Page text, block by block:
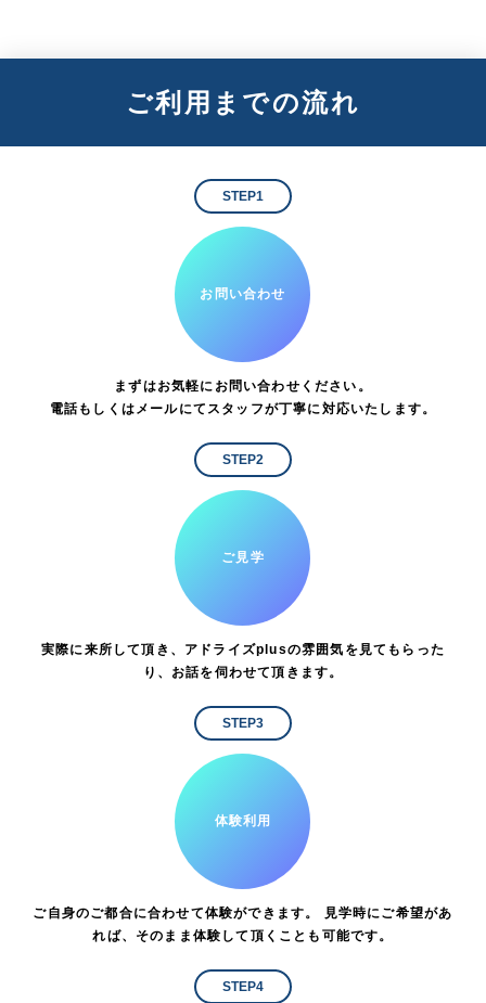
ご利用までの流れ
STEP1
お問い合わせ
まずはお気軽にお問い合わせください。
電話もしくはメールにてスタッフが丁寧に対応いたします。
STEP2
ご見学
実際に来所して頂き、アドライズplusの雰囲気を見てもらった
り、お話を伺わせて頂きます。
STEP3
体験利用
ご自身のご都合に合わせて体験ができます。 見学時にご希望があ
れば、そのまま体験して頂くことも可能です。
STEP4